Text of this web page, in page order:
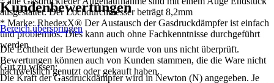
ausgestattet. Der Lochdurchmesser beträgt 8,2mm
* Marke: RhedexX® Der Austausch der Gasdruckdämpfer ist einfach
und problemlos. Dies kann auch ohne Fachkenntnisse durchgeführt
werden.
Gut zu wissen:
Die Kraft der Gasdruckdämpfer wird in Newton (N) angegeben. Je
Kundenbewertungen
Bereich überspringen
Die Echtheit der Bewertungen wurde von uns nicht überprüft.
Bewertungen können auch von Kunden stammen, die die Ware nicht
nachweislich genutzt oder gekauft haben.